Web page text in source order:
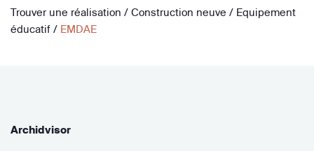
Trouver une réalisation / Construction neuve / Equipement
éducatif / EMDAE
Archidvisor